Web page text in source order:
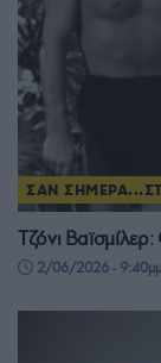
ΣΑΝ
Τζόνι
2/06/2026 - 9:40μμ